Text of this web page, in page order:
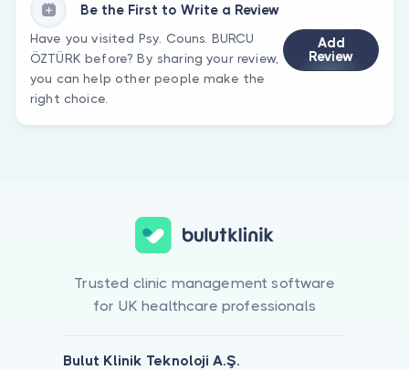
Be the First to Write a Review
Have you visited Psy. Couns. BURCU
ÖZTÜRK before? By sharing your review,
you can help other people make the
right choice.
Add
Review
Trusted clinic management software
for UK healthcare professionals
Bulut Klinik Teknoloji A.Ş.